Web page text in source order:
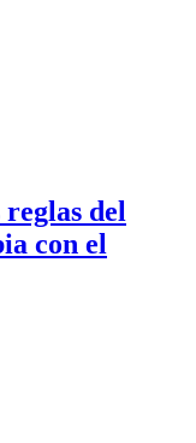
del
con el